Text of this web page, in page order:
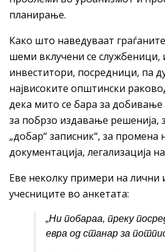
планирање.
Како што наведуваат
шеми вклучени се службеници,
инвеститори, посредници, па
највисоките општински
дека мито се бара за добивање
за побрзо издавање решенија,
„добар“ записник“, за промена
документација, легализација
Еве неколку примери на лични
учесниците во анкетата:
„Ни побараа, преку
евра од станар за